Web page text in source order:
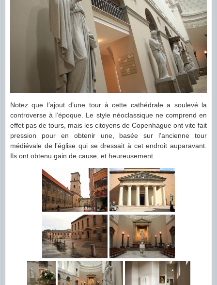
Notez que l’ajout d’une tour à cette cathédrale a soulevé la
controverse à l’époque. Le style néoclassique ne comprend en
effet pas de tours, mais les citoyens de Copenhague ont vite fait
pression pour en obtenir une, basée sur l’ancienne tour
médiévale de l’église qui se dressait à cet endroit auparavant.
Ils ont obtenu gain de cause, et heureusement.